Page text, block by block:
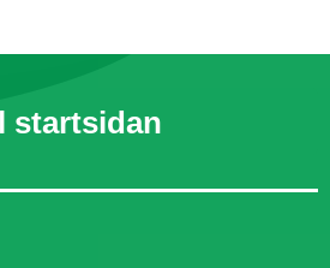
startsidan